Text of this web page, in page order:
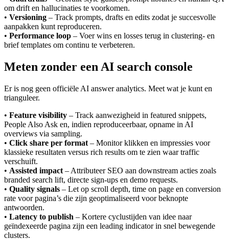
om drift en hallucinaties te voorkomen.
• Versioning – Track prompts, drafts en edits zodat je succesvolle
aanpakken kunt reproduceren.
• Performance loop – Voer wins en losses terug in clustering- en
brief templates om continu te verbeteren.
Meten zonder een AI search console
Er is nog geen officiële AI answer analytics. Meet wat je kunt en
trianguleer.
• Feature visibility – Track aanwezigheid in featured snippets,
People Also Ask en, indien reproduceerbaar, opname in AI
overviews via sampling.
• Click share per format – Monitor klikken en impressies voor
klassieke resultaten versus rich results om te zien waar traffic
verschuift.
• Assisted impact – Attributeer SEO aan downstream acties zoals
branded search lift, directe sign-ups en demo requests.
• Quality signals – Let op scroll depth, time on page en conversion
rate voor pagina’s die zijn geoptimaliseerd voor beknopte
antwoorden.
• Latency to publish – Kortere cyclustijden van idee naar
geïndexeerde pagina zijn een leading indicator in snel bewegende
clusters.